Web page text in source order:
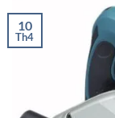
10
Th4